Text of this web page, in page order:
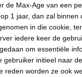
de Max-Age van een
1 jaar, dan zal binnen
in die cookie,
iedere keer de
om essentiële
gebruiker initieel naar
reden worden ze ook